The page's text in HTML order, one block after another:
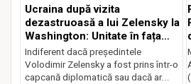
Ucraina după vizita
dezastruoasă a lui Zelensky la
Washington: Unitate în fața
incertitudinii
Indiferent dacă președintele
Volodimir Zelensky a fost prins într-o
capcană diplomatică sau dacă ar...